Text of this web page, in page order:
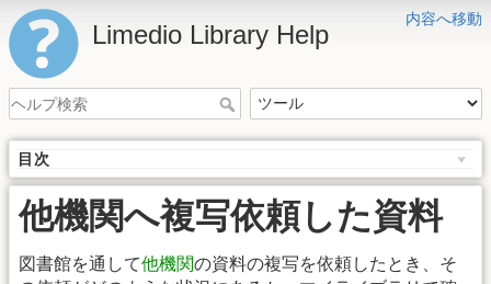
内容へ移動
Limedio Library Help
目次
他機関へ複写依頼した資料
図書館を通して他機関の資料の複写を依頼したとき、そ